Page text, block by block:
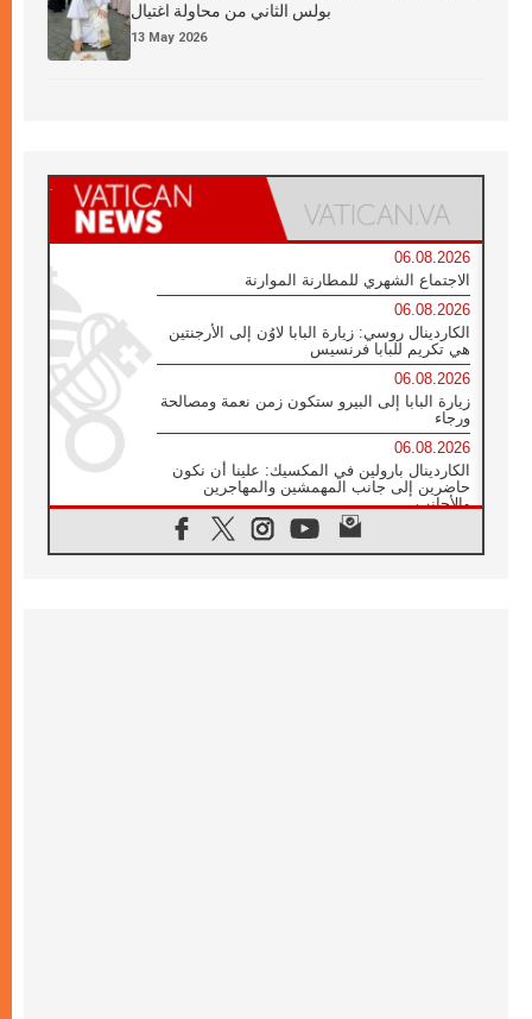
بولس الثاني من محاولة اغتيال
13 May 2026
06.08.2026
الاجتماع الشهري للمطارنة الموارنة
06.08.2026
الكاردينال روسي: زيارة البابا لاوُن إلى الأرجنتين
هي تكريم للبابا فرنسيس
06.08.2026
زيارة البابا إلى البيرو ستكون زمن نعمة ومصالحة
ورجاء
06.08.2026
الكاردينال بارولين في المكسيك: علينا أن نكون
حاضرين إلى جانب المهمشين والمهاجرين
والأجانب
البابا لاوُن الرابع عشر للشباب في أسيزي: